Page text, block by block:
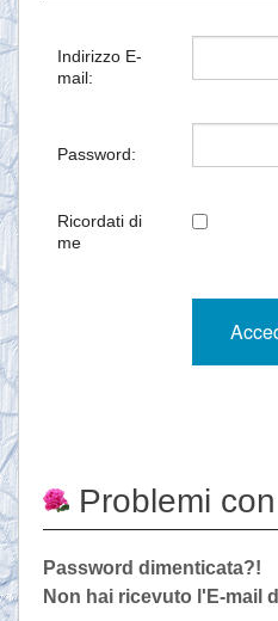
Ordinazioni
Indirizzo E-
mail:
Password:
Ricordati di
me
Problemi
Password dimenticata?!
Non hai ricevuto l'E-mail